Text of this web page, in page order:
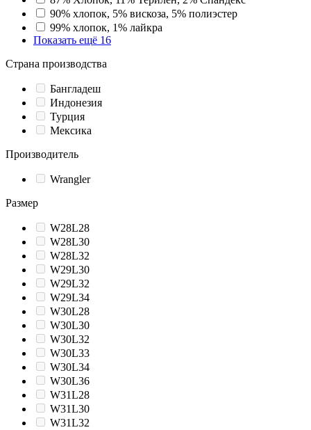
90% хлопок, 5% вискоза, 5% полиэстер
99% хлопок, 1% лайкра
Показать ещё 16
Страна производства
Бангладеш
Индонезия
Турция
Мексика
Производитель
Wrangler
Размер
W28L28
W28L30
W28L32
W29L30
W29L32
W29L34
W30L28
W30L30
W30L32
W30L33
W30L34
W30L36
W31L28
W31L30
W31L32